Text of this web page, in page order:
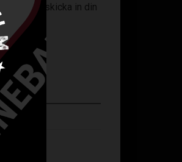
och skicka in din